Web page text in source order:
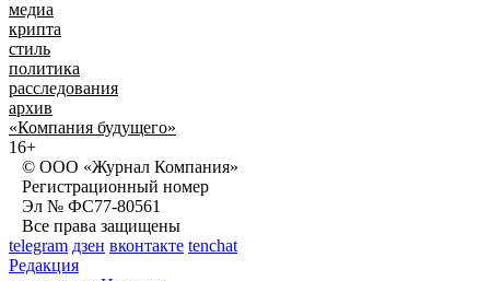
медиа
крипта
стиль
политика
расследования
архив
«Компания будущего»
16+
© ООО «Журнал Компания»
Регистрационный номер
Эл № ФС77-80561
Все права защищены
telegram дзен вконтакте tenchat
Редакция